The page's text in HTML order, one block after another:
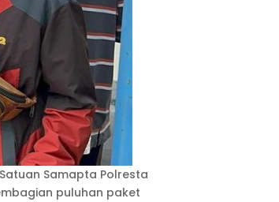
Samapta Polresta
puluhan paket